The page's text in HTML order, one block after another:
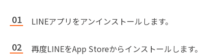
LINEアプリをアンインストールします。
再度LINEをApp Storeからインストールします。